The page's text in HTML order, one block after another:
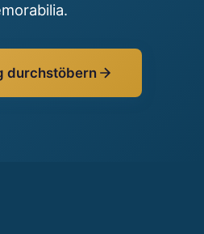
durchstöbern